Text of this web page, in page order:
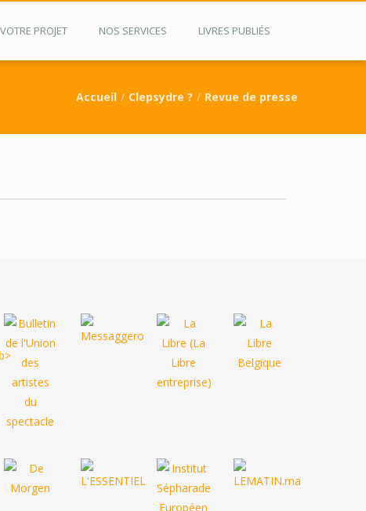
VOTRE PROJET NOS SERVICES LIVRES PUBLIÉS
Accueil Clepsydre ? Revue de presse